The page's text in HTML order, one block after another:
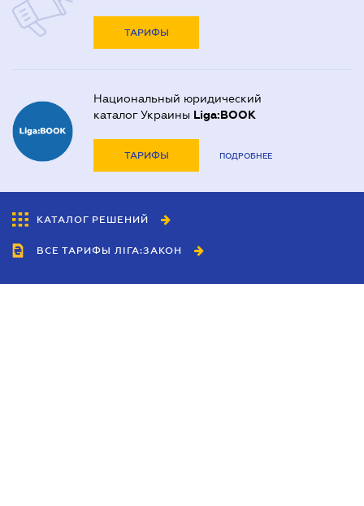
ТАРИФЫ
Национальный юридический
каталог Украины Liga:BOOK
ТАРИФЫ ПОДРОБНЕЕ
КАТАЛОГ РЕШЕНИЙ
ВСЕ ТАРИФЫ ЛІГА:ЗАКОН